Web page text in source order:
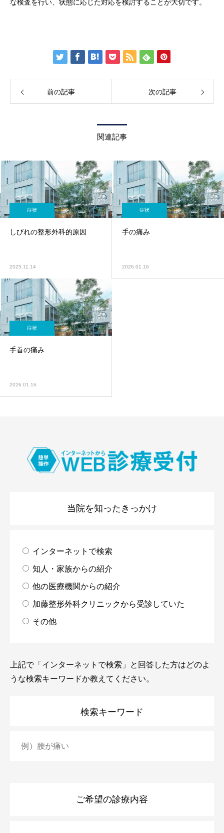
な検査を行い、状態に応じた対応を検討することが大切です。
前の記事 次の記事
関連記事
症状
しびれの整形外科的原因
2025.11.14
症状
手の痛み
2026.01.16
症状
手首の痛み
2026.01.16
当院を知ったきっかけ
インターネットで検索
知人・家族からの紹介
他の医療機関からの紹介
加藤整形外科クリニックから受診していた
その他
上記で「インターネットで検索」と回答した方はどのよ
うな検索キーワードか教えてください。
検索キーワード
ご希望の診療内容